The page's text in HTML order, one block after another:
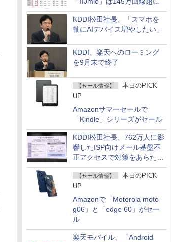
KDDI松田社長、「スマホを
軸にAIデバイス増やしたい」
KDDI、楽天へのローミング
を9月末で終了
【セール情報】
本日のPICK
UP
Amazonサマーセールで
「Kindle」シリーズがセール
KDDI松田社長、762万人に影
響したISP向けメール基盤不
正アクセスで対策をあらため
て説明
【セール情報】
本日のPICK
UP
Amazonで「Motorola moto
g06」と「edge 60」がセー
ル
楽天モバイル、「Android